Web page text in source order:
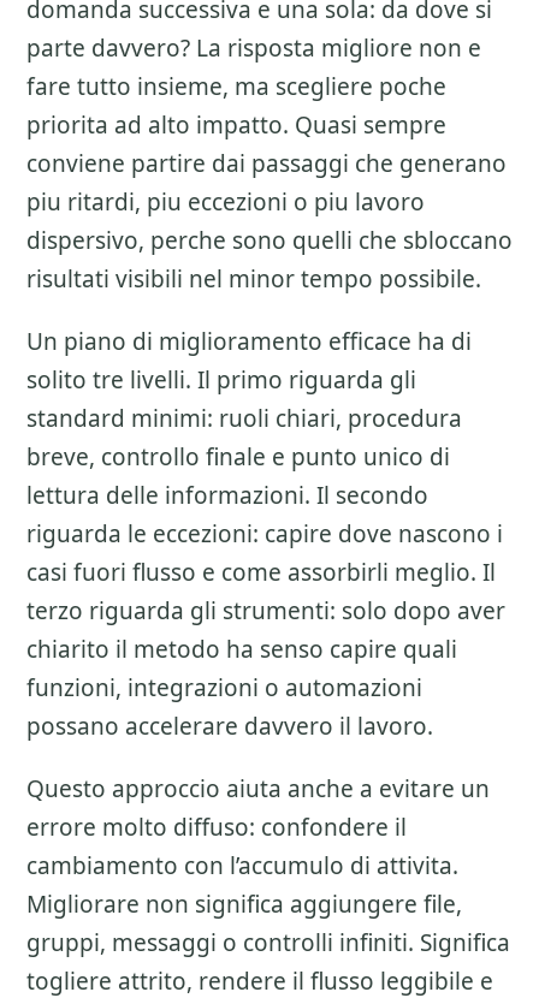
domanda successiva e una sola: da dove si
parte davvero? La risposta migliore non e
fare tutto insieme, ma scegliere poche
priorita ad alto impatto. Quasi sempre
conviene partire dai passaggi che generano
piu ritardi, piu eccezioni o piu lavoro
dispersivo, perche sono quelli che sbloccano
risultati visibili nel minor tempo possibile.
Un piano di miglioramento efficace ha di
solito tre livelli. Il primo riguarda gli
standard minimi: ruoli chiari, procedura
breve, controllo finale e punto unico di
lettura delle informazioni. Il secondo
riguarda le eccezioni: capire dove nascono i
casi fuori flusso e come assorbirli meglio. Il
terzo riguarda gli strumenti: solo dopo aver
chiarito il metodo ha senso capire quali
funzioni, integrazioni o automazioni
possano accelerare davvero il lavoro.
Questo approccio aiuta anche a evitare un
errore molto diffuso: confondere il
cambiamento con l’accumulo di attivita.
Migliorare non significa aggiungere file,
gruppi, messaggi o controlli infiniti. Significa
togliere attrito, rendere il flusso leggibile e